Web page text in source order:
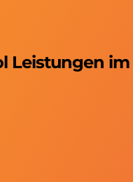
Leistungen